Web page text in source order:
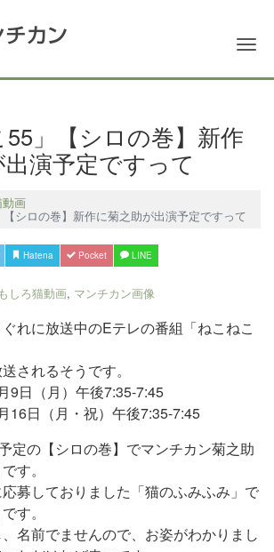
55」【シロの巻】新作
演予定ですって
画
【シロの巻】新作に菊之助が出演予定ですって
Hatena Pocket LINE
しろ猫動画, マンチカン画像
れに放送中のEテレの番組「ねこねこ
されるそうです。
9日（月）午後7:35-7:45
16日（月・祝）午後7:35-7:45
定の【シロの巻】でマンチカン菊之助
す。
募しておりました「猫のふみふみ」で
す。
名前でませんので、お姿がわかりまし